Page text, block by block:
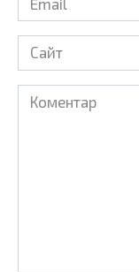
Сайт
Коментар